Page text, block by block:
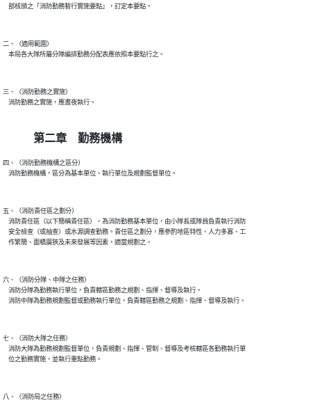
    部核頒之「消防勤務暫行實施要點」，訂定本要點。
二、（適用範圍）
    本局各大隊所屬分隊編排勤務分配表應依照本要點行之。
三、（消防勤務之實施）
    消防勤務之實施，應晝夜執行。
第二章 勤務機構
四、（消防勤務機構之區分）
    消防勤務機構，區分為基本單位、執行單位及規劃監督單位。
五、（消防責任區之劃分）
    消防責任區（以下簡稱責任區），為消防勤務基本單位，由小隊長或隊員負責執行消防
    安全檢查（或抽查）或水源調查勤務。責任區之劃分，應參酌地區特性、人力多寡、工
    作繁簡、面積廣狹及未來發展等因素，適當規劃之。
六、（消防分隊、中隊之任務）
    消防分隊為勤務執行單位，負責轄區勤務之規劃、指揮、督導及執行。
    消防中隊為勤務規劃監督或勤務執行單位，負責轄區勤務之規劃、指揮、督導及執行。
七、（消防大隊之任務）
    消防大隊為勤務規劃監督單位，負責規劃、指揮、管制、督導及考核轄區各勤務執行單
    位之勤務實施，並執行重點勤務。
八、（消防局之任務）